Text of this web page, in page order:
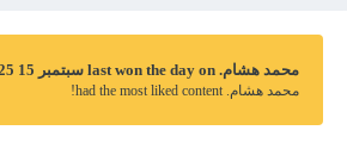
محمد هشام. last won the day on سبتمبر 15 2025
محمد هشام. had the most liked content!